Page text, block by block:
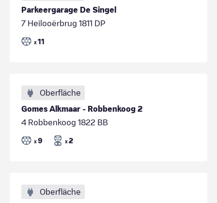
Parkeergarage De Singel
7 Heilooërbrug 1811 DP
x 11
Oberfläche
Gomes Alkmaar - Robbenkoog 2
4 Robbenkoog 1822 BB
x 9 x 2
Oberfläche